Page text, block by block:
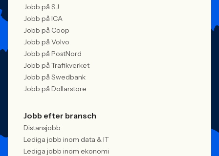
Jobb på SJ
Jobb på ICA
Jobb på Coop
Jobb på Volvo
Jobb på PostNord
Jobb på Trafikverket
Jobb på Swedbank
Jobb på Dollarstore
Jobb efter bransch
Distansjobb
Lediga jobb inom data & IT
Lediga jobb inom ekonomi